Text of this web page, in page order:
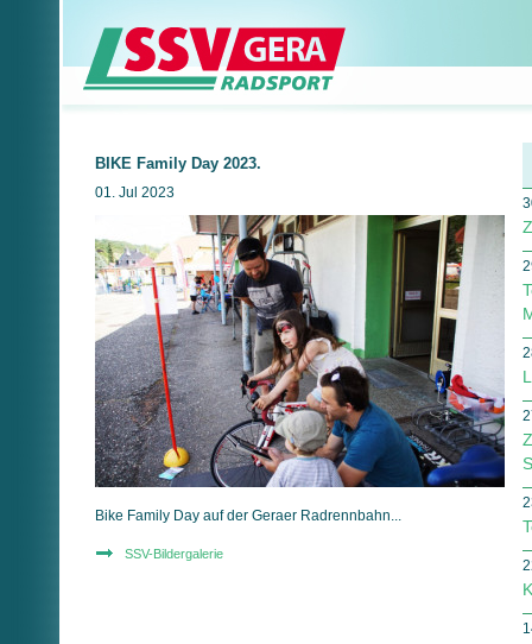
BIKE Family Day 2023.
01. Jul 2023
Bike Family Day auf der Geraer Radrennbahn...
SSV-Bildergalerie